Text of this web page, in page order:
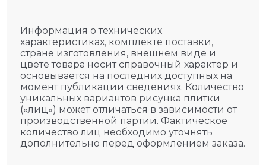
Информация о технических
характеристиках, комплекте поставки,
стране изготовления, внешнем виде и
цвете товара носит справочный характер и
основывается на последних доступных на
момент публикации сведениях. Количество
уникальных вариантов рисунка плитки
(«лиц») может отличаться в зависимости от
производственной партии. Фактическое
количество лиц необходимо уточнять
дополнительно перед оформлением заказа.